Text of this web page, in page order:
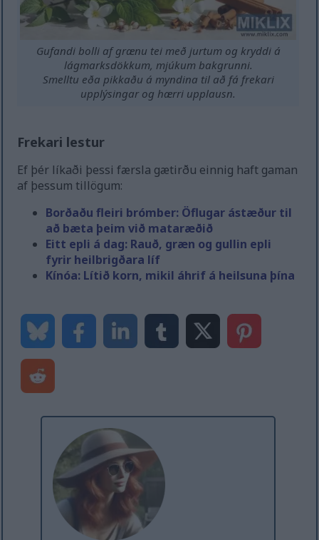
Gufandi bolli af grænu tei með jurtum og kryddi á
lágmarksdökkum, mjúkum bakgrunni.
Smelltu eða pikkaðu á myndina til að fá frekari
upplýsingar og hærri upplausn.
Frekari lestur
Ef þér líkaði þessi færsla gætirðu einnig haft gaman
af þessum tillögum:
Borðaðu fleiri brómber: Öflugar ástæður til
að bæta þeim við mataræðið
Eitt epli á dag: Rauð, græn og gullin epli
fyrir heilbrigðara líf
Kínóa: Lítið korn, mikil áhrif á heilsuna þína